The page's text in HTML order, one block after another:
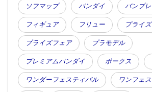
ソフマップ バンダイ バンプ
フィギュア フリュー プライズ
プライズフェア プラモデル
プレミアムバンダイ ボークス
ワンダーフェスティバル ワンフェス